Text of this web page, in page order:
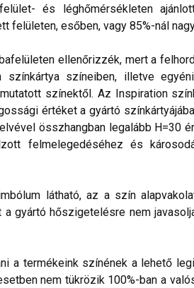
és léghőmérsékleten
esőben, vagy 85%-nál
ellenőrizzék, mert a
színeiben, illetve
színektől. Az Inspiration
értéket a gyártó
összhangban legalább H=30
felmelegedéséhez és
látható, az a szín
gyártó hőszigetelésre nem
a termékeink színének a lehető
nem tükrözik 100%-ban a